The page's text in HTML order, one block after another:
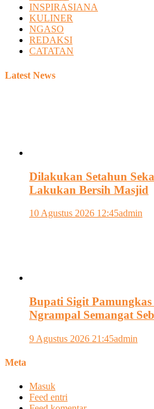
INSPIRASIANA
KULINER
NGASO
REDAKSI
CATATAN
Latest News
Dilakukan Setahun
Lakukan Bersih Masjid
10 Agustus 2026 12:45admin
Bupati Sigit
Ngrampal Semangat
9 Agustus 2026 21:45admin
Meta
Masuk
Feed entri